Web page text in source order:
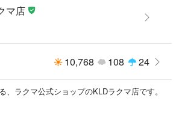
ださい。
マ店
10,768 108 24
、ラクマ公式ショップのKLDラクマ店です。